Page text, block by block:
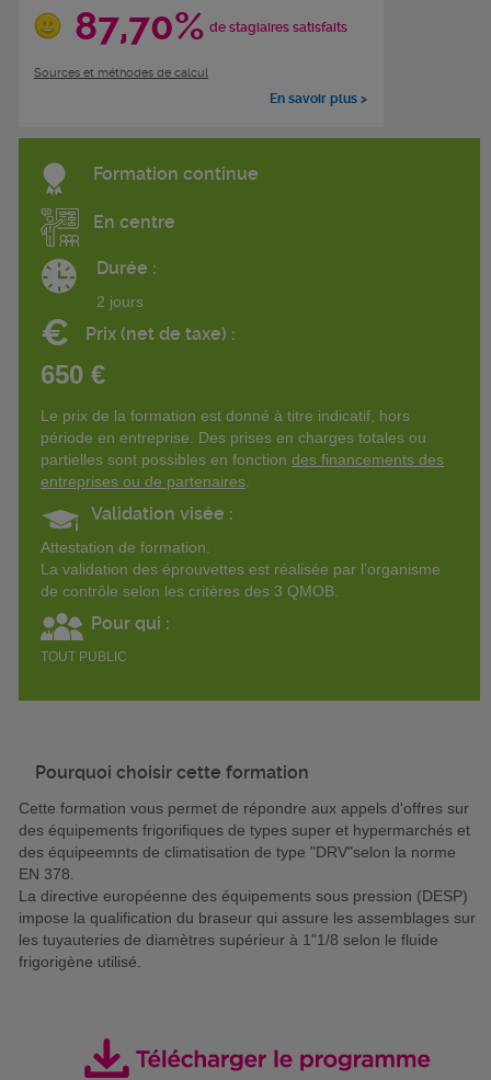
87,70% de stagiaires satisfaits
Sources et méthodes de calcul
En savoir plus >
Formation continue
En centre
Durée :
2 jours
€ Prix (net de taxe) :
650 €
Le prix de la formation est donné à titre indicatif, hors
période en entreprise. Des prises en charges totales ou
partielles sont possibles en fonction des financements des
entreprises ou de partenaires
Validation visée :
Attestation de formation.
La validation des éprouvettes est réalisée par l’organisme
de contrôle selon les critères des 3 QMOB.
Pour qui :
TOUT PUBLIC
Pourquoi choisir cette formation
Cette formation vous permet de répondre aux appels d'offres sur
des équipements frigorifiques de types super et hypermarchés et
des équipeemnts de climatisation de type "DRV"selon la norme
EN 378.
La directive européenne des équipements sous pression (DESP)
impose la qualification du braseur qui assure les assemblages sur
les tuyauteries de diamètres supérieur à 1"1/8 selon le fluide
frigorigène utilisé.